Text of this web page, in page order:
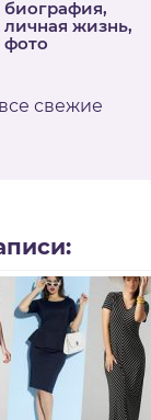
биография,
личная жизнь,
фото
свежие